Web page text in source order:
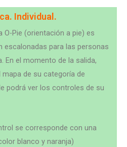
Individual.
O-Pie (orientación a pie) es
escalonadas para las personas
En el momento de la salida,
de su categoría de
podrá ver los controles de su
se corresponde con una
blanco y naranja)